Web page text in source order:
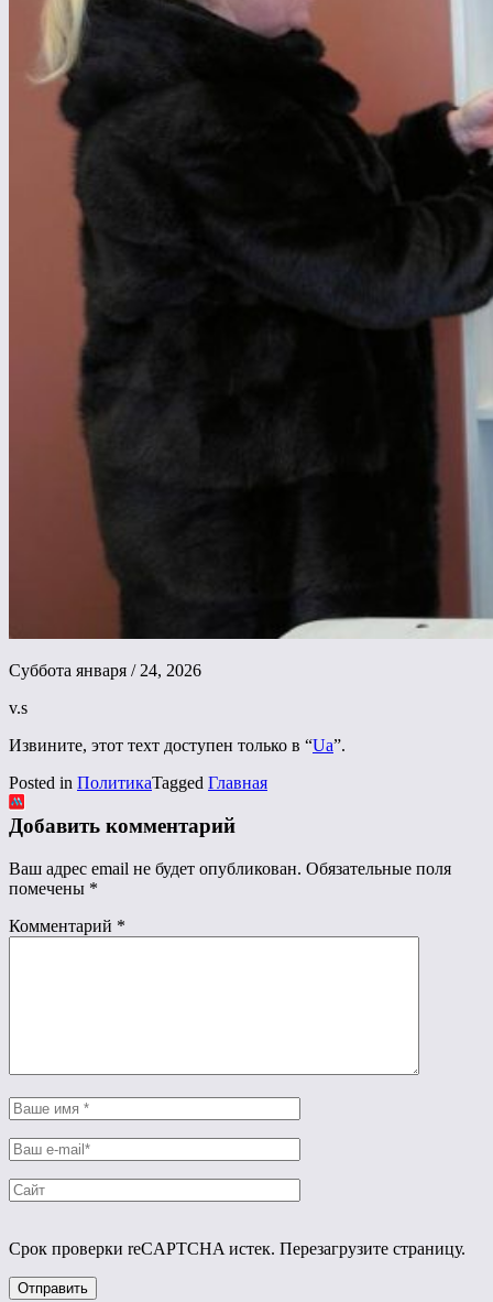
Суббота января / 24, 2026
v.s
Извините, этот техт доступен только в “Ua”.
Posted in ПолитикаTagged Главная
Добавить комментарий
Ваш адрес email не будет опубликован. Обязательные поля
помечены *
Комментарий *
Срок проверки reCAPTCHA истек. Перезагрузите страницу.